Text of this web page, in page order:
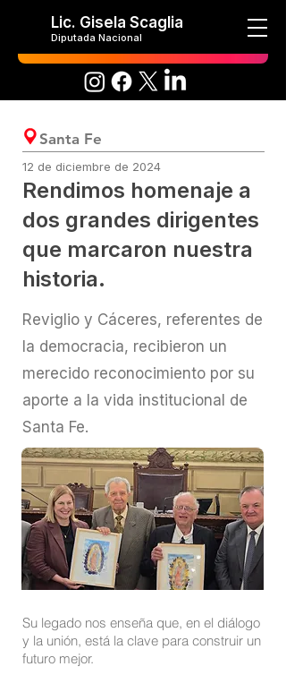
Lic. Gisela Scaglia
Diputada Nacional
Santa Fe
12 de diciembre de 2024
Rendimos homenaje a
dos grandes dirigentes
que marcaron nuestra
historia.
Reviglio y Cáceres, referentes de
la democracia, recibieron un
merecido reconocimiento por su
aporte a la vida institucional de
Santa Fe.
Su legado nos enseña que, en el diálogo
y la unión, está la clave para construir un
futuro mejor.